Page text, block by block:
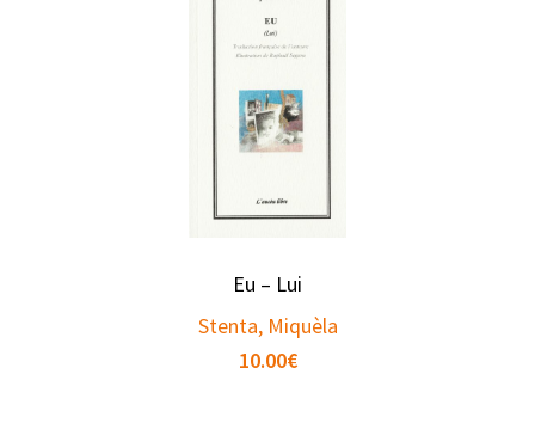
Eu – Lui
Stenta, Miquèla
10.00€